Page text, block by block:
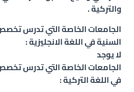
والتركية .
الجامعات الخاصة التي تدرس
السنيةفي اللغة الانجليزية :
لا يوجد
الجامعات الخاصة التي تدرس
في اللغة التركية :